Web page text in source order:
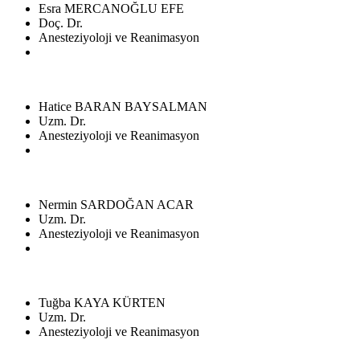
Esra MERCANOĞLU EFE
Doç. Dr.
Anesteziyoloji ve Reanimasyon
Hatice BARAN BAYSALMAN
Uzm. Dr.
Anesteziyoloji ve Reanimasyon
Nermin SARDOĞAN ACAR
Uzm. Dr.
Anesteziyoloji ve Reanimasyon
Tuğba KAYA KÜRTEN
Uzm. Dr.
Anesteziyoloji ve Reanimasyon